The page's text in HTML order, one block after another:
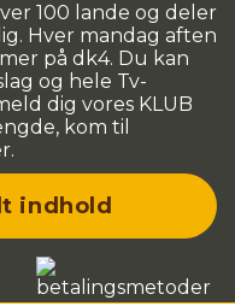
100 lande og deler
Hver mandag aften
på dk4. Du kan
og hele Tv-
dig vores KLUB
kom til
indhold